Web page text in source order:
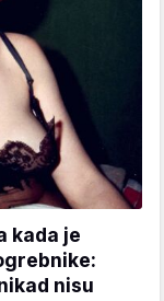
kada je
nisu